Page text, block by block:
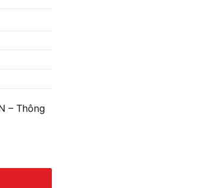
– Thông
Dụng BTAL2-3P-1.5K69/38 số lượng